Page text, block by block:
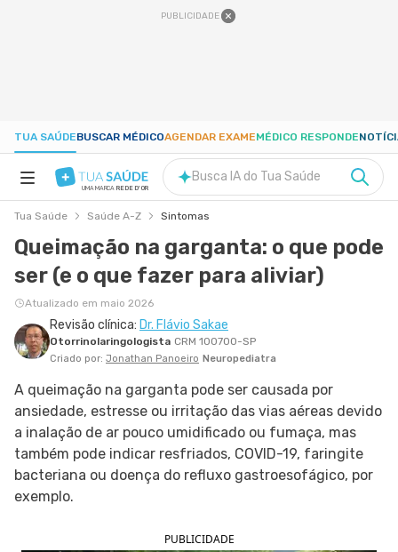
PUBLICIDADE
TUA SAÚDEBUSCAR MÉDICOAGENDAR EXAMEMÉDICO RESPONDE
NUTRIÇÃO
GRAVIDEZ
SIGA O TUA SAÚDE NAS REDES SOCIAIS
UMA MARCA REDE D'OR
Busca IA do Tua Saúde
Tua Saúde Saúde A-Z Sintomas
Queimação na garganta: o que pode
ser (e o que fazer para aliviar)
Atualizado em maio 2026
Revisão clínica: Dr. Flávio Sakae
Otorrinolaringologista CRM 100700-SP
Criado por: Jonathan Panoeiro Neuropediatra
A queimação na garganta pode ser causada por
ansiedade, estresse ou irritação das vias aéreas devido
a inalação de ar pouco umidificado ou fumaça, mas
também pode indicar resfriados, COVID-19, faringite
bacteriana ou doença do refluxo gastroesofágico, por
exemplo.
PUBLICIDADE